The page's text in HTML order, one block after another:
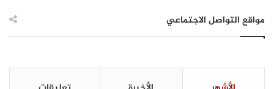
مواقع التواصل الاجتماعي